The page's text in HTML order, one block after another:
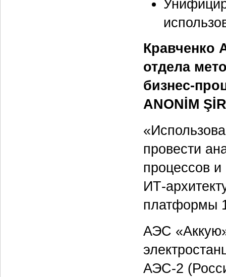
Кравченко
отдела
ANONİM
провести
процессов
платформы
АЭС
АЭС‑2